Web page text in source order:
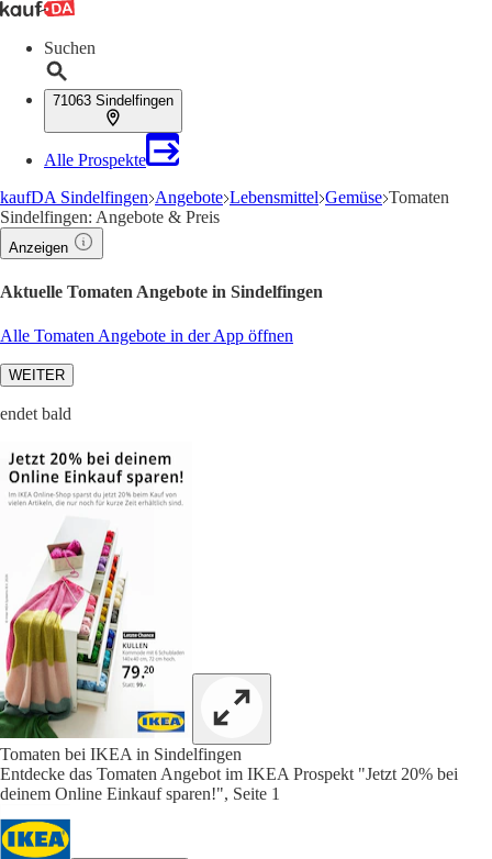
Suchen
71063 Sindelfingen
Alle Prospekte
kaufDA Sindelfingen Angebote Lebensmittel Gemüse Tomaten
Sindelfingen: Angebote & Preis
Anzeigen
Aktuelle Tomaten Angebote in Sindelfingen
Alle Tomaten Angebote in der App öffnen
WEITER
endet bald
Tomaten bei IKEA in Sindelfingen
Entdecke das Tomaten Angebot im IKEA Prospekt "Jetzt 20% bei
deinem Online Einkauf sparen!", Seite 1